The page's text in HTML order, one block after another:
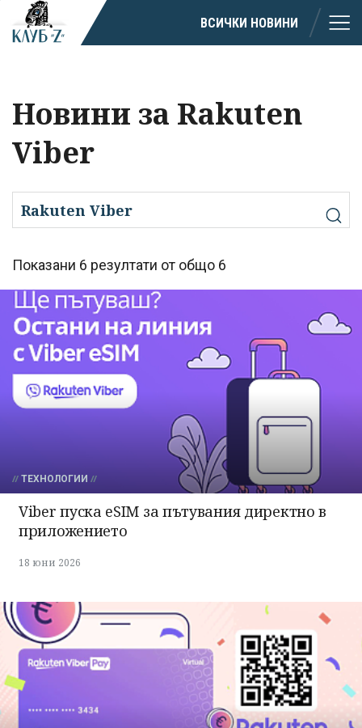
ВСИЧКИ НОВИНИ
Новини за Rakuten
Viber
Показани 6 резултати от общо 6
ТЕХНОЛОГИИ
Viber пуска eSIM за пътувания директно в
приложението
18 юни 2026